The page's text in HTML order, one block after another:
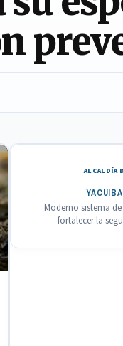
ALCALDÍA
Moderno sistema
fortalecer la